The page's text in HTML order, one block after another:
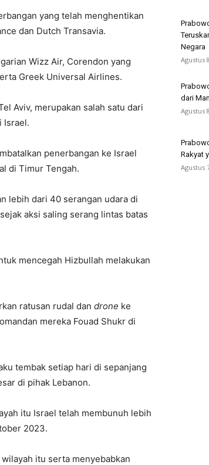
yang telah menghentikan
dan Dutch Transavia.
Wizz Air, Corendon yang
Greek Universal Airlines.
Aviv, merupakan salah satu dari
Israel.
penerbangan ke Israel
di Timur Tengah.
lebih dari 40 serangan udara di
aksi saling serang lintas batas
mencegah Hizbullah melakukan
ratusan rudal dan drone ke
mereka Fouad Shukr di
tembak setiap hari di sepanjang
di pihak Lebanon.
itu Israel telah membunuh lebih
2023.
itu serta menyebabkan
Negara
Agustus
dari
Agustus
Rakyat
Agustus